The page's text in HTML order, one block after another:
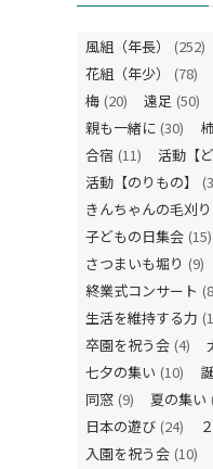
風組（年長） (252)
花組（年少）
(78)
梅 (20) 遠足 (50)
親も一緒に (30)
合宿 (11) 活動【
活動【のりもの】
きんちゃんの毛刈り
子どもの日集会 (15)
さつまいも堀り (9)
終業式コンサート
生活を維持する力
卒園を祝う会 (4)
七夕の集い (10)
同窓 (9) 夏の集い
日本の遊び (24)
入園を祝う会 (10)